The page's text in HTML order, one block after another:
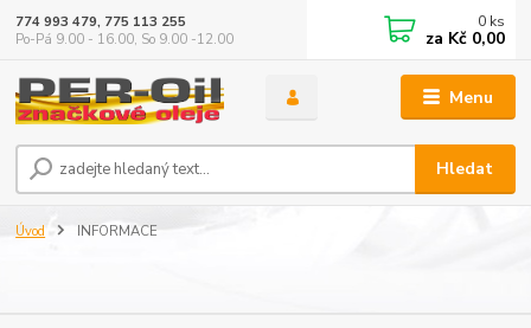
Menu
Hledat
774 993 479, 775 113 255
Po-Pá 9.00 - 16.00, So 9.00 -12.00
0 ks
za Kč 0,00
Úvod INFORMACE